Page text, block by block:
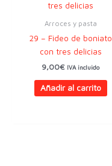
Arroces y pasta
29 – Fideo de boniato
con tres delicias
9,00€ IVA incluido
Añadir al carrito